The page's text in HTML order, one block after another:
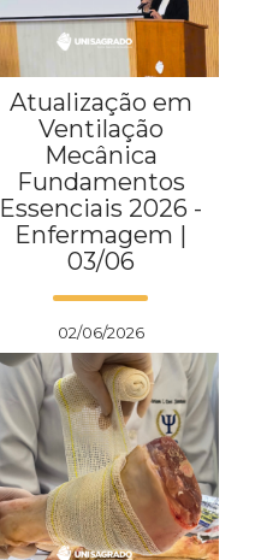
Atualização em
Ventilação
Mecânica
Fundamentos
Essenciais 2026 -
Enfermagem |
03/06
02/06/2026